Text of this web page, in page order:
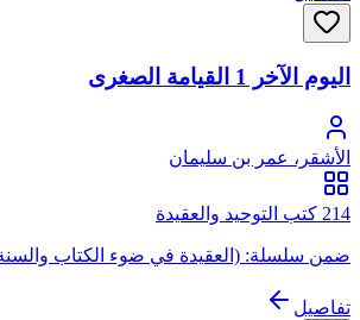
اليوم الآخر 1 القيامة الصغرى
الأشقر، عمر بن سليمان
214 كتب التوحيد والعقيدة
ضمن سلسلة: (العقيدة في ضوء الكتاب والسنة -
تفاصيل